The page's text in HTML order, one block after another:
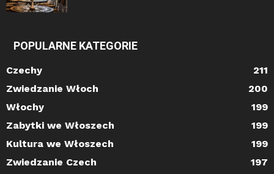
POPULARNE KATEGORIE
Czechy
211
Zwiedzanie Włoch
200
Włochy
199
Zabytki we Włoszech
199
Kultura we Włoszech
199
Zwiedzanie Czech
197